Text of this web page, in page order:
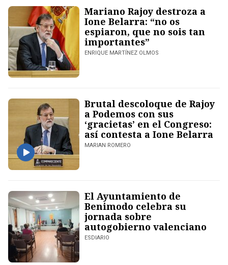
Mariano Rajoy destroza a
Ione Belarra: “no os
espiaron, que no sois tan
importantes”
ENRIQUE MARTÍNEZ OLMOS
Brutal descoloque de Rajoy
a Podemos con sus
‘gracietas’ en el Congreso:
así contesta a Ione Belarra
MARIAN ROMERO
El Ayuntamiento de
Benimodo celebra su
jornada sobre
autogobierno valenciano
ESDIARIO